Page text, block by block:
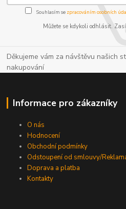
Souhlasím se zpracováním osobních
Můžete se kdykoli odhlásit.
Děkujeme vám za návštěvu našich
nakupování
Informace pro zákazníky
O nás
Hodnocení
Obchodní podmínky
Odstoupení od smlouvy/
Doprava a platba
Kontakty